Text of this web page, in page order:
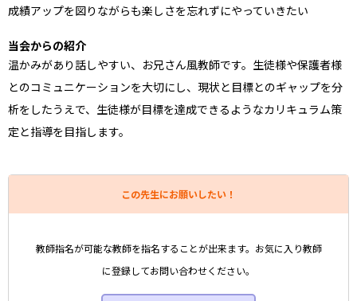
成績アップを図りながらも楽しさを忘れずにやっていきたい
当会からの紹介
温かみがあり話しやすい、お兄さん風教師です。生徒様や保護者様
とのコミュニケーションを大切にし、現状と目標とのギャップを分
析をしたうえで、生徒様が目標を達成できるようなカリキュラム策
定と指導を目指します。
この先生にお願いしたい！
教師指名が可能な教師を指名することが出来ます。お気に入り教師
に登録してお問い合わせください。